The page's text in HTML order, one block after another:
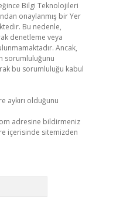
Bilgi Teknolojileri
onaylanmış bir Yer
Bu nedenle,
denetleme veya
Ancak,
sorumluluğunu
bu sorumluluğu kabul
aykırı olduğunu
adresine bildirmeniz
içerisinde sitemizden